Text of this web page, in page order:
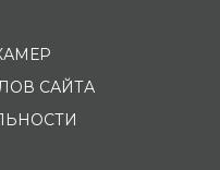
САЙТА